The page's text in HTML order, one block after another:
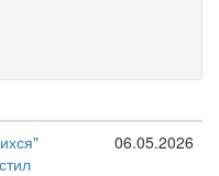
06.05.2026